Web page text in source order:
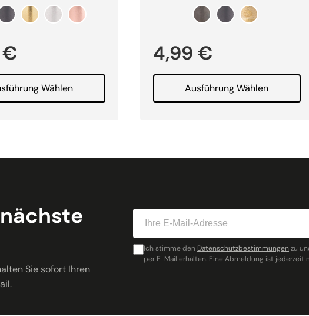
€
Wählen
4,99 €
Ausführung Wählen
Sie sofort Ihren
Ich stimme den Datenschutzbestimmungenzu
per E-Mail erhalten. Eine Abmeldung ist jederzeit